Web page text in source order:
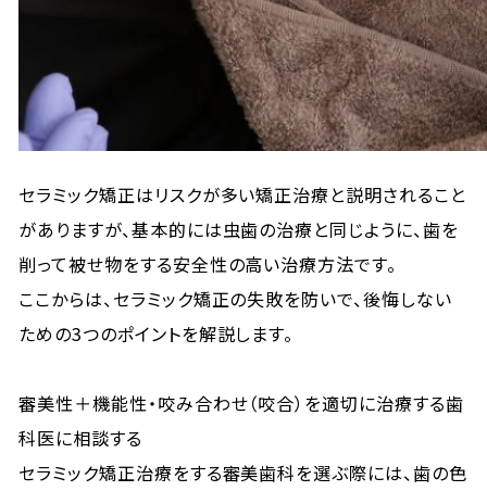
セラミック矯正はリスクが多い矯正治療と説明されること
がありますが、基本的には虫歯の治療と同じように、歯を
削って被せ物をする安全性の高い治療方法です。
ここからは、セラミック矯正の失敗を防いで、後悔しない
ための3つのポイントを解説します。
審美性＋機能性・咬み合わせ（咬合）を適切に治療する歯
科医に相談する
セラミック矯正治療をする審美歯科を選ぶ際には、歯の色